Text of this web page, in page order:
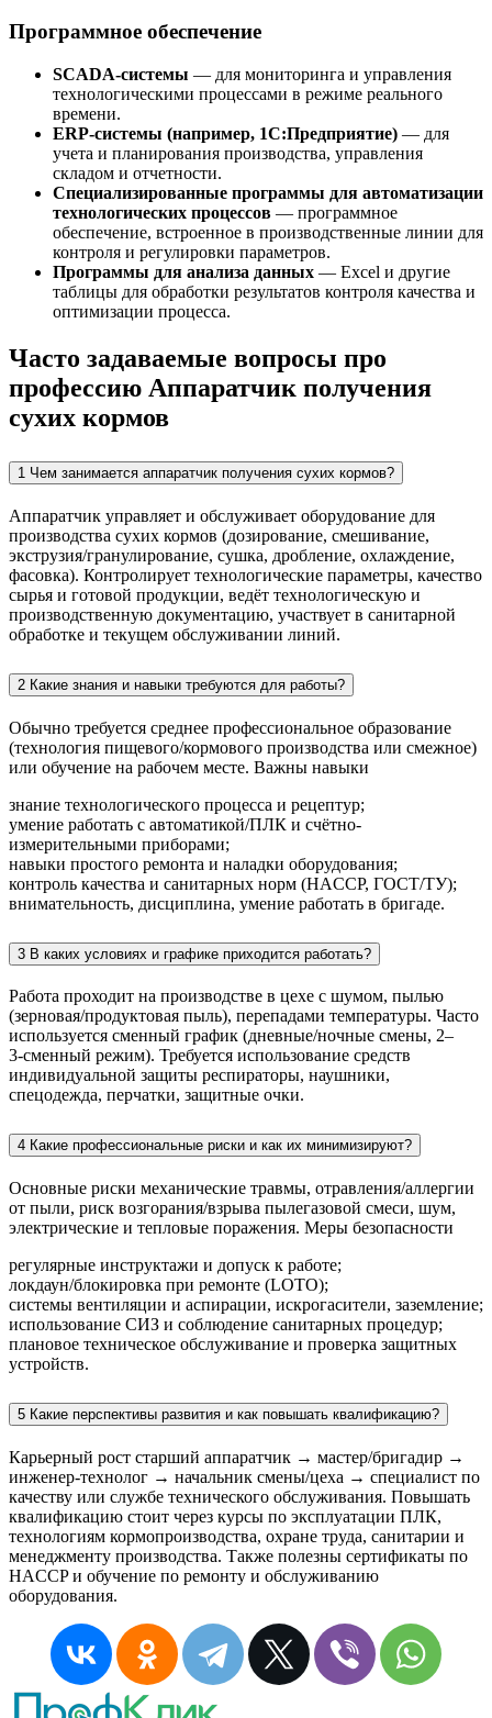
Программное обеспечение
SCADA-системы — для мониторинга и управления
технологическими процессами в режиме реального
времени.
ERP-системы (например, 1С:Предприятие) — для
учета и планирования производства, управления
складом и отчетности.
Специализированные программы для автоматизации
технологических процессов — программное
обеспечение, встроенное в производственные линии для
контроля и регулировки параметров.
Программы для анализа данных — Excel и другие
таблицы для обработки результатов контроля качества и
оптимизации процесса.
Часто задаваемые вопросы про
профессию Аппаратчик получения
сухих кормов
1 Чем занимается аппаратчик получения сухих кормов?
Аппаратчик управляет и обслуживает оборудование для
производства сухих кормов (дозирование, смешивание,
экструзия/гранулирование, сушка, дробление, охлаждение,
фасовка). Контролирует технологические параметры, качество
сырья и готовой продукции, ведёт технологическую и
производственную документацию, участвует в санитарной
обработке и текущем обслуживании линий.
2 Какие знания и навыки требуются для работы?
Обычно требуется среднее профессиональное образование
(технология пищевого/кормового производства или смежное)
или обучение на рабочем месте. Важны навыки
знание технологического процесса и рецептур;
умение работать с автоматикой/ПЛК и счётно-
измерительными приборами;
навыки простого ремонта и наладки оборудования;
контроль качества и санитарных норм (HACCP, ГОСТ/ТУ);
внимательность, дисциплина, умение работать в бригаде.
3 В каких условиях и графике приходится работать?
Работа проходит на производстве в цехе с шумом, пылью
(зерновая/продуктовая пыль), перепадами температуры. Часто
используется сменный график (дневные/ночные смены, 2–
3‑сменный режим). Требуется использование средств
индивидуальной защиты респираторы, наушники,
спецодежда, перчатки, защитные очки.
4 Какие профессиональные риски и как их минимизируют?
Основные риски механические травмы, отравления/аллергии
от пыли, риск возгорания/взрыва пылегазовой смеси, шум,
электрические и тепловые поражения. Меры безопасности
регулярные инструктажи и допуск к работе;
локдаун/блокировка при ремонте (LOTO);
системы вентиляции и аспирации, искрогасители, заземление;
использование СИЗ и соблюдение санитарных процедур;
плановое техническое обслуживание и проверка защитных
устройств.
5 Какие перспективы развития и как повышать квалификацию?
Карьерный рост старший аппаратчик → мастер/бригадир →
инженер-технолог → начальник смены/цеха → специалист по
качеству или службе технического обслуживания. Повышать
квалификацию стоит через курсы по эксплуатации ПЛК,
технологиям кормопроизводства, охране труда, санитарии и
менеджменту производства. Также полезны сертификаты по
HACCP и обучение по ремонту и обслуживанию
оборудования.